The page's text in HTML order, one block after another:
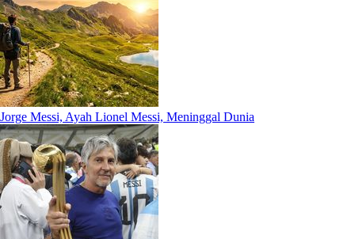
Jorge Messi, Ayah Lionel Messi, Meninggal Dunia